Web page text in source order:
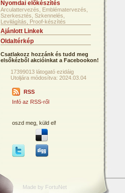
Nyomdai előkészítés
Arculattervezés, Emblématervezés,
Szerkesztés, Szkennelés,
Levilágítás, Proof-készítés
Ajánlott Linkek
Oldaltérkép
Csatlakozz hozzánk és tudd meg
elsőkézből akcióinkat a Facebookon!
17399013 látogató ezidáig
Utoljára módosítva: 2024.03.04
RSS
Infó az RSS-ről
oszd meg, küld el!
Made by FortuNet